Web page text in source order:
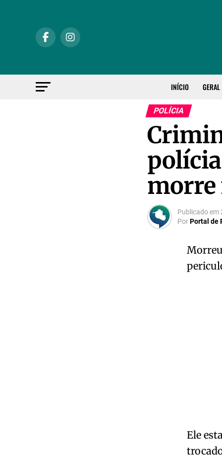
INÍCIO GERAL
POLÍCIA
morre
Publicado em
PorPortal de
Ele